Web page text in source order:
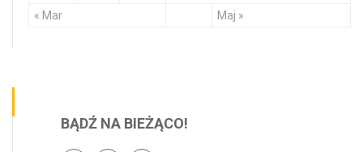
« Mar Maj »
BĄDŹ NA BIEŻĄCO!